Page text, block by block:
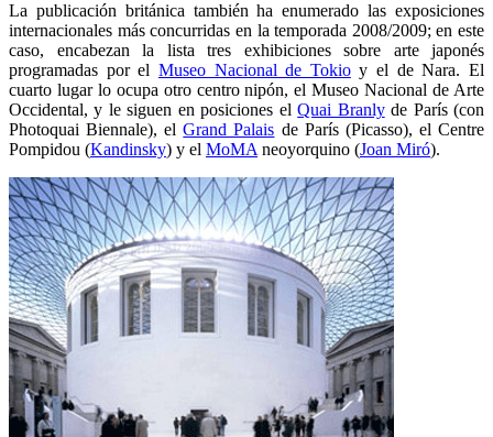
La publicación británica también ha enumerado las exposiciones
internacionales más concurridas en la temporada 2008/2009; en este
caso, encabezan la lista tres exhibiciones sobre arte japonés
programadas por el Museo Nacional de Tokioy el de Nara. El
cuarto lugar lo ocupa otro centro nipón, el Museo Nacional de Arte
Occidental, y le siguen en posiciones elQuai Branlyde París (con
Photoquai Biennale), elGrand Palais de París (Picasso), el Centre
Pompidou (Kandinsky) y el MoMAneoyorquino (Joan Miró).